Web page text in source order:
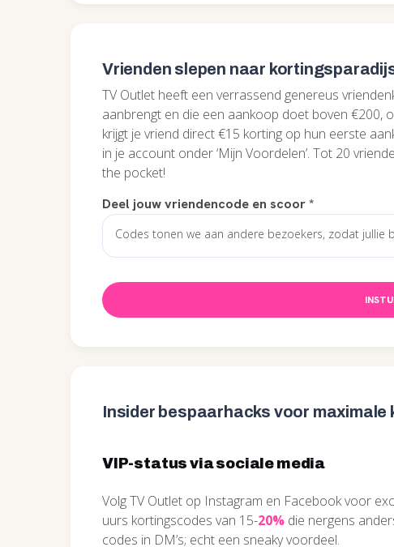
Vrienden slepen naar
TV Outlet heeft een verrassend genereus
aanbrengt en die een aankoop doet boven €200,
krijgt je vriend direct €15 korting op hun eerste
in je account onder ‘Mijn Voordelen’. Tot 20
the pocket!
Deel jouw vriendencode en scoor*
Insider bespaarhacks voor maximale
VIP-status via sociale media
Volg TV Outlet op Instagram en Facebook voor
uurs kortingscodes van 15-20% die nergens
codes in DM’s; echt een sneaky voordeel.